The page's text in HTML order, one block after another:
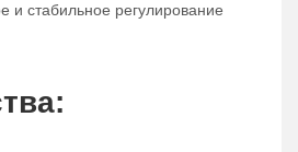
и стабильное регулирование